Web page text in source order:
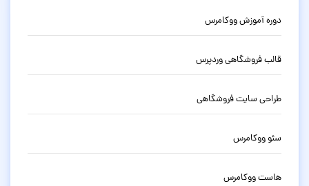
دوره آموزش ووکامرس
قالب فروشگاهی وردپرس
طراحی سایت فروشگاهی
سئو ووکامرس
هاست ووکامرس